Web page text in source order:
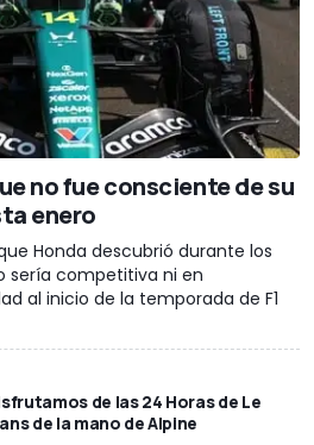
no fue consciente de su
enero
Honda descubrió durante los
sería competitiva ni en
al inicio de la temporada de F1
de las 24 Horas de Le
de la mano de Alpine